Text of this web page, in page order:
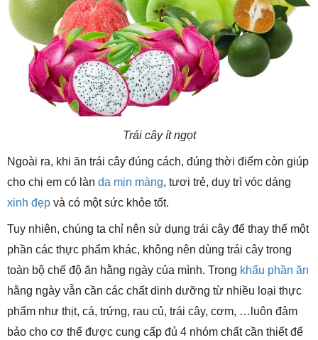
Trái cây ít ngọt
Ngoài ra, khi ăn trái cây đúng cách, đúng thời điểm còn giúp
cho chị em có làn da mịn màng, tươi trẻ, duy trì vóc dáng
xinh đẹp và có một sức khỏe tốt.
Tuy nhiên, chúng ta chỉ nên sử dụng trái cây để thay thế một
phần các thực phẩm khác, không nên dùng trái cây trong
toàn bộ chế độ ăn hằng ngày của mình. Trong khẩu phần ăn
hằng ngày vẫn cần các chất dinh dưỡng từ nhiều loại thực
phẩm như thịt, cá, trứng, rau củ, trái cây, cơm, …luôn đảm
bảo cho cơ thể được cung cấp đủ 4 nhóm chất cần thiết để